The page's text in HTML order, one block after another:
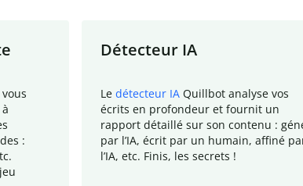
:
Détecteur IA
Le détecteur IA Quillbot analyse vos
écrits en profondeur et fournit un
rapport détaillé sur son contenu :
par l’IA, écrit par un humain, affiné
l’IA, etc. Finis, les secrets !